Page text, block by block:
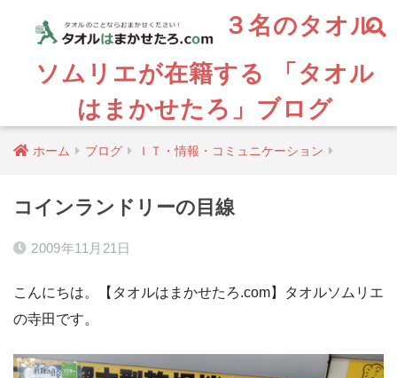
３名のタオル
ソムリエが在籍する 「タオル
はまかせたろ」ブログ
ホーム ブログ ＩＴ・情報・コミュニケーション
コインランドリーの目線
2009年11月21日
こんにちは。【タオルはまかせたろ.com】タオルソムリエ
の寺田です。